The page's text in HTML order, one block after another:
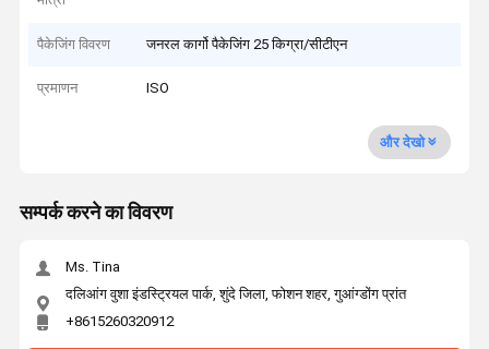
पैकेजिंग विवरण जनरल कार्गो पैकेजिंग 25 किग्रा/सीटीएन
प्रमाणन ISO
और देखो
सम्पर्क करने का विवरण
Ms. Tina
दलिआंग वुशा इंडस्ट्रियल पार्क, शुंदे जिला, फोशन शहर, गुआंग्डोंग प्रांत
+8615260320912